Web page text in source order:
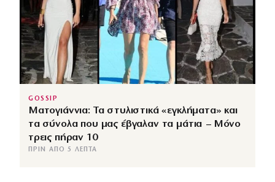
GOSSIP
Ματογιάννια: Τα στυλιστικά «εγκλήματα» και
τα σύνολα που μας έβγαλαν τα μάτια – Μόνο
τρεις πήραν 10
ΠΡΙΝ ΑΠΌ 5 ΛΕΠΤΆ